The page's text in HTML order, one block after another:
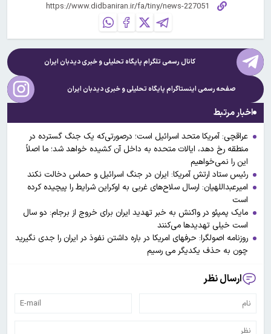
کانال رسمی تلگرام پایگاه تحلیلی و خبریدیدبان ایران
صفحه رسمی اینستاگرام پایگاه تحلیلی و خبریدیدبان ایران
اخبار مرتبط
عراقچی: آمریکا متحد اسرائیل است؛ درصورتی‌که یک جنگ گسترده در
منطقه رخ دهد، ایالات متحده به داخل آن کشیده خواهد شد؛ ما اصلاً
این را نمی‌خواهیم
رئیس ستاد ارتش آمریکا: ایران در جنگ اسرائیل و حماس دخالت نکند
امیرعبداللهیان: ارسال سلاح‌های غربی به اوکراین شرایط را پیچیده‌ کرده
است
مایک پمپئو در واکنش به خبر تهدید ایران برای خروج از برجام: دو سال
است خیلی تهدیدها می‌کنند
روزنامه اصولگرا: حرفهای امریکا در باره داشتن نفوذ در ایران را جدی نگیرید
چون به حذف یکدیگر می رسیم
ارسال نظر